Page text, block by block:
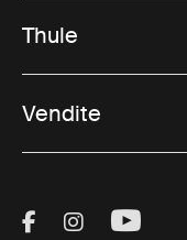
Thule
Vendite
Visit Thule on
Visit